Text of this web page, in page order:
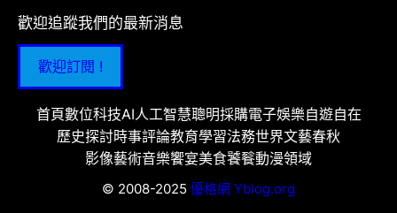
歡迎追蹤我們的最新消息
歡迎訂閱 !
首頁數位科技AI人工智慧聰明採購電子娛樂自遊自在
歷史探討時事評論教育學習法務世界文藝春秋
影像藝術音樂饗宴美食饕餮動漫領域
© 2008-2025 優格網 Yblog.org